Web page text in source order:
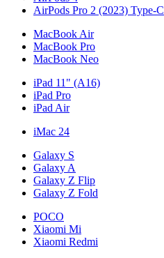
AirPods Pro 2 (2023) Type-C
MacBook Air
MacBook Pro
MacBook Neo
iPad 11" (A16)
iPad Pro
iPad Air
iMac 24
Galaxy S
Galaxy A
Galaxy Z Flip
Galaxy Z Fold
POCO
Xiaomi Mi
Xiaomi Redmi